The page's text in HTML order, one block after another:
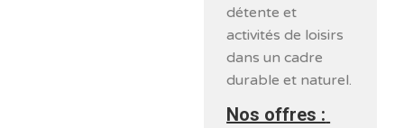
détente et
activités de loisirs
dans un cadre
durable et naturel.
Nos offres :